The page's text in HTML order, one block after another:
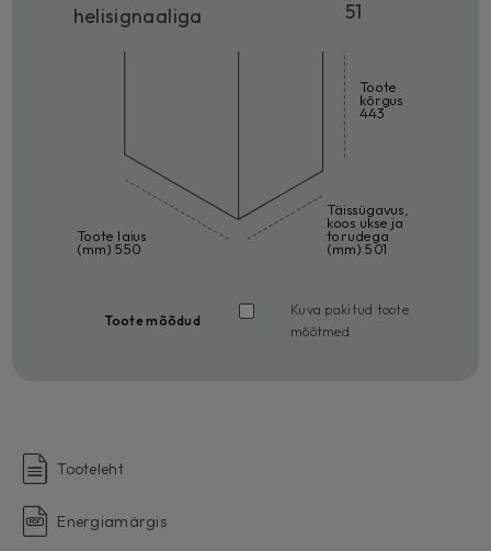
helisignaaliga
51
Toote
kõrgus
443
Täissügavus,
koos ukse ja
torudega
(mm) 501
Toote laius
(mm) 550
Toote mõõdud
Kuva pakitud toote
mõõtmed
Tooteleht
Energiamärgis